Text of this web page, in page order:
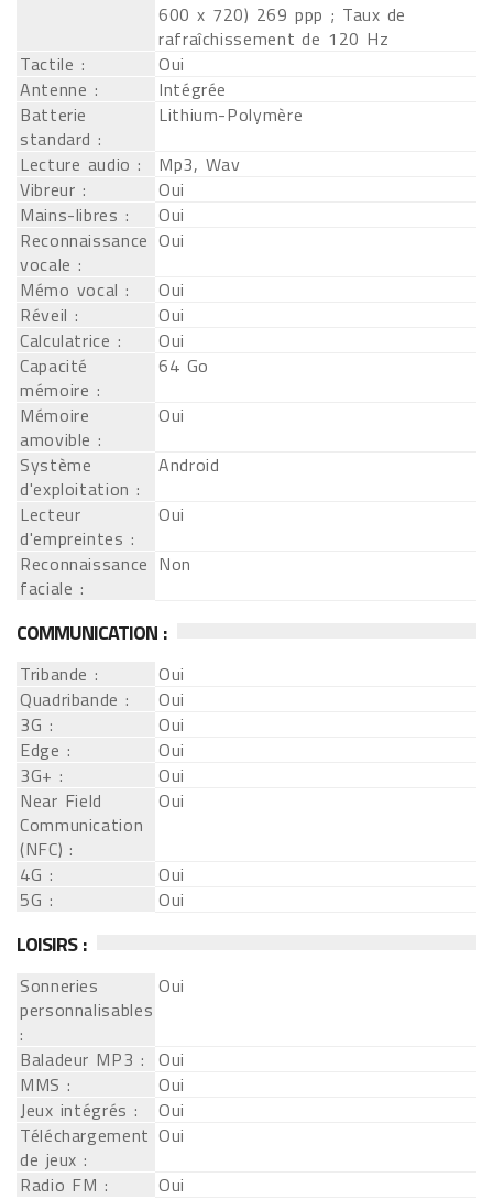
600 x 720) 269 ppp ; Taux de
rafraîchissement de 120 Hz
Tactile :
Oui
Antenne :
Intégrée
Batterie
standard :
Lithium-Polymère
Lecture audio :
Mp3, Wav
Vibreur :
Oui
Mains-libres :
Oui
Reconnaissance
vocale :
Oui
Mémo vocal :
Oui
Réveil :
Oui
Calculatrice :
Oui
Capacité
mémoire :
64 Go
Mémoire
amovible :
Oui
Système
d'exploitation :
Android
Lecteur
d'empreintes :
Oui
Reconnaissance
faciale :
Non
COMMUNICATION :
Tribande :
Oui
Quadribande :
Oui
3G :
Oui
Edge :
Oui
3G+ :
Oui
Near Field
Communication
(NFC) :
Oui
4G :
Oui
5G :
Oui
LOISIRS :
Sonneries
personnalisables
:
Oui
Baladeur MP3 : Oui
MMS :
Oui
Jeux intégrés :
Oui
Téléchargement
de jeux :
Oui
Radio FM :
Oui